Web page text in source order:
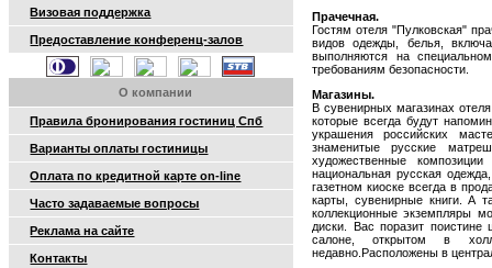
Визовая поддержка
Предоставление конференц-залов
О компании
Правила бронирования гостиниц Спб
Варианты оплаты гостиницы
Оплата по кредитной карте on-line
Часто задаваемые вопросы
Реклама на сайте
Контакты
Прачечная.
Гостям отеля "Пулковская"
видов одежды, белья,
выполняются на
требованиям безопасности.
Магазины.
В сувенирных магазинах
которые всегда будут
украшения российских
знаменитые русские
художественные
национальная русская
газетном киоске всегда в
карты, сувенирные книги. А
коллекционные экземпляры
диски. Вас поразит поистине
салоне, открытом в
недавно.Расположены в